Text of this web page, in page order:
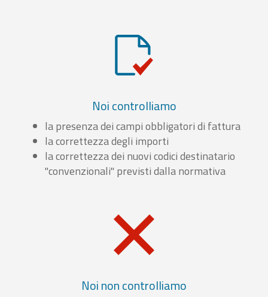
Noi controlliamo
la presenza dei campi obbligatori di fattura
la correttezza degli importi
la correttezza dei nuovi codici destinatario
"convenzionali" previsti dalla normativa
Noi non controlliamo